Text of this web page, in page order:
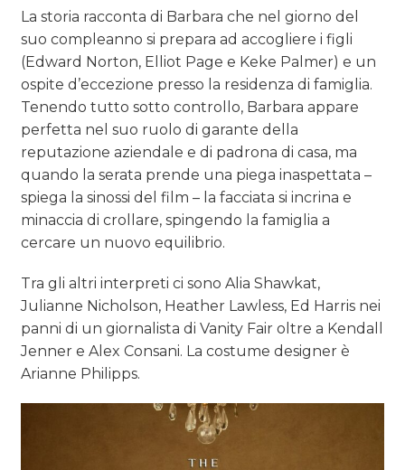
La storia racconta di Barbara che nel giorno del
suo compleanno si prepara ad accogliere ifigli
(Edward Norton, Elliot Page e Keke Palmer)e un
ospite d’eccezione presso la residenza di famiglia.
Tenendo tutto sotto controllo, Barbara appare
perfetta nel suo ruolo di garante della
reputazione aziendale e di padrona di casa, ma
quando la serata prende una piega inaspettata –
spiega la sinossi del film – la facciata si incrina e
minaccia di crollare, spingendo la famiglia a
cercare un nuovo equilibrio.
Tra gli altri interpreti ci sonoAlia Shawkat,
Julianne Nicholson, Heather Lawless, Ed Harris nei
panni di un giornalista di Vanity Fair oltre a Kendall
Jenner e Alex Consani. La costume designer è
Arianne Philipps.